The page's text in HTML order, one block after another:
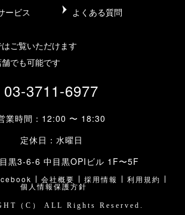
ービス
よくある質問
ご覧いただけます
でも可能です
03-3711-6977
業時間：12:00 〜 18:30
定休日：水曜日
黒3-6-6 中目黒OPIビル 1F〜5F
会社概要 採用情報 利用規約
個人情報保護方針
（C） ALL Rights Reserved.